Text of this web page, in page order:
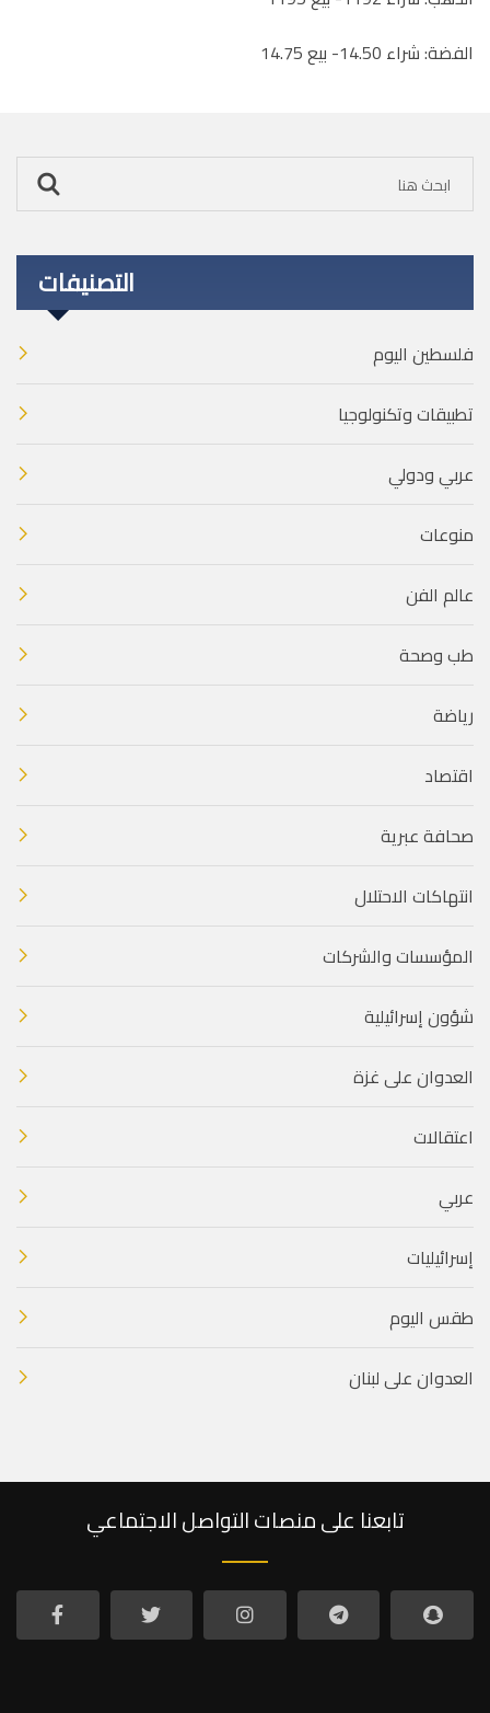
الفضة: شراء 14.50- بيع 14.75
التصنيفات
فلسطين اليوم
تطبيقات وتكنولوجيا
عربي ودولي
منوعات
عالم الفن
طب وصحة
رياضة
اقتصاد
صحافة عبرية
انتهاكات الاحتلال
المؤسسات والشركات
شؤون إسرائيلية
العدوان على غزة
اعتقالات
عربي
إسرائيليات
طقس اليوم
العدوان على لبنان
تابعنا على منصات التواصل الاجتماعي